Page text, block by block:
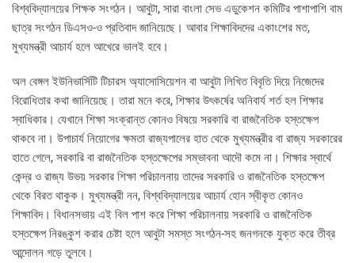
বিশ্ববিদ্যালয়ের শিক্ষক সংগঠন। আবুটা, সারা বাংলা সেভ এডুকেশন কমিটির পাশাপাশি বাম
ছাত্র সংগঠন ডিএসও-ও প্রতিবাদ জানিয়েছে। আবার শিক্ষাবিদদের একাংশের মত,
মুখ্যমন্ত্রী আচার্য হলে আখেরে ভালই হবে।
অল বেঙ্গল ইউনিভার্সিটি টিচারস অ্যাসোসিয়েশন বা আবুটা লিখিত বিবৃতি দিয়ে নিজেদের
বিরোধিতার কথা জানিয়েছে। তারা মনে করে, শিক্ষার উৎকর্ষের অনিবার্য শর্ত হল শিক্ষার
স্বাধিকার। যেখানে শিক্ষা সংক্রান্ত কোনও বিষয়ে সরকারি বা রাজনৈতিক হস্তক্ষেপ
থাকবে না। উপাচার্য নিয়োগের ক্ষমতা রাজ্যপালের হাত থেকে মুখ্যমন্ত্রীর বা রাজ্য সরকারের
হাতে গেলে, সরকারি বা রাজনৈতিক হস্তক্ষেপের সম্ভাবনা আদৌ কমে না। শিক্ষার স্বার্থে
কেন্দ্র ও রাজ্য উভয় সরকার শিক্ষা পরিচালনায় তাদের সরকারি ও রাজনৈতিক হস্তক্ষেপ
থেকে বিরত থাকুক। মুখ্যমন্ত্রী নন, বিশ্ববিদ্যালয়ের আচার্য হোন স্বীকৃত কোনও
শিক্ষাবিদ। বিধানসভায় এই বিল পাশ করে শিক্ষা পরিচালনায় সরকারি ও রাজনৈতিক
হস্তক্ষেপ নিরঙ্কুশ করার চেষ্টা হলে আবুটা সমস্ত সংগঠন-সহ জনগনকে যুক্ত করে তীব্র
আন্দোলন গড়ে তুলবে।